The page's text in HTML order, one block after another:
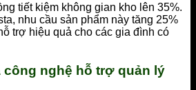
tiết kiệm không gian kho lên 35%.
nhu cầu sản phẩm này tăng 25%
trợ hiệu quả cho các gia đình có
công nghệ hỗ trợ quản lý